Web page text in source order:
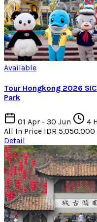
Available
Tour Hongkong 2026
Park
01 Apr - 30 Jun 4
All In Price IDR 5.050.000
Detail